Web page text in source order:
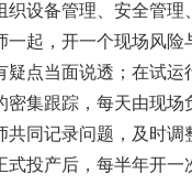
织设备管理、安全管理
一起，开一个现场风险
疑点当面说透；在试运
密集跟踪，每天由现场
共同记录问题，及时调
式投产后，每半年开一